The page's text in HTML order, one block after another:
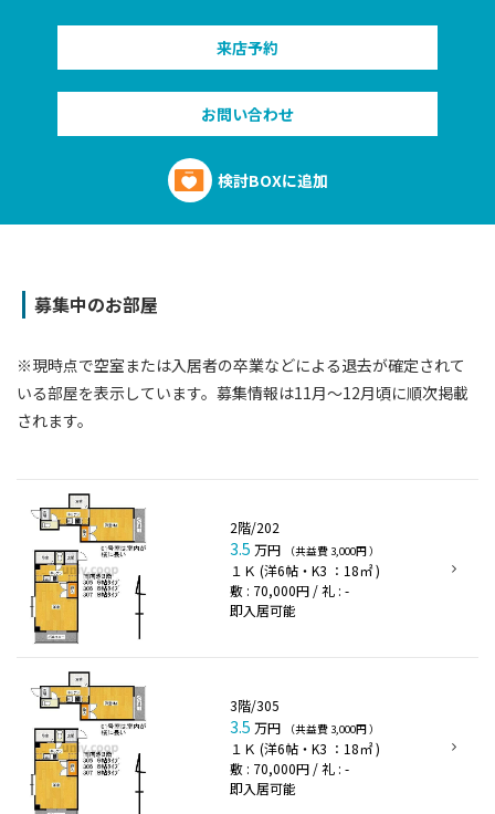
来店予約
お問い合わせ
検討BOXに追加
募集中のお部屋
※現時点で空室または⼊居者の卒業などによる退去が確定されて
いる部屋を表⽰しています。募集情報は11⽉〜12⽉頃に順次掲載
されます。
2階/202
3.5 万円 （共益費 3,000円 ）
１Ｋ (洋6帖・K3 ：18㎡ )
敷 : 70,000円 / 礼 : -
即入居可能
3階/305
3.5 万円 （共益費 3,000円 ）
１Ｋ (洋6帖・K3 ：18㎡ )
敷 : 70,000円 / 礼 : -
即入居可能